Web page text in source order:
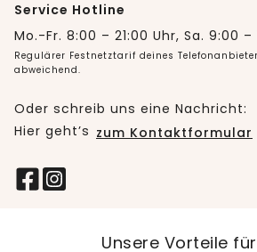
Service Hotline
Mo.-Fr. 8:00 – 21:00 Uhr, Sa. 9:00 –
Regulärer Festnetztarif deines
abweichend.
Oder schreib uns eine Nachricht:
Hier geht’s zum Kontaktformular
Unsere Vorteile